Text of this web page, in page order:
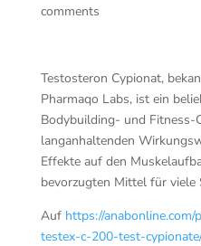
comments
Testosteron Cypionat,
Pharmaqo Labs, ist ein
Bodybuilding- und Fitness-
langanhaltenden
Effekte auf den
bevorzugten Mittel für
Auf https://
testex-c-200-test-